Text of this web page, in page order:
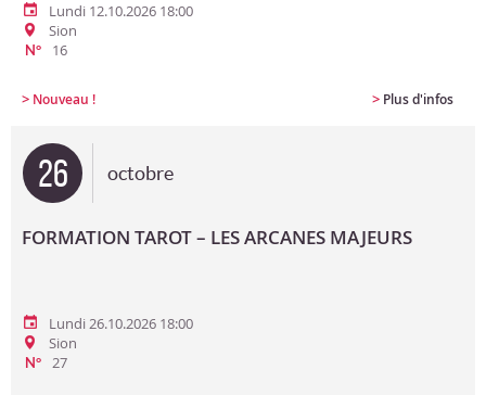
Lundi 12.10.2026 18:00
Sion
N° 16
> Nouveau ! > Plus d'infos
26 octobre
FORMATION TAROT – LES ARCANES MAJEURS
Lundi 26.10.2026 18:00
Sion
N° 27